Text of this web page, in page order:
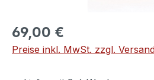
69,00 €
Preise inkl. MwSt. zzgl.